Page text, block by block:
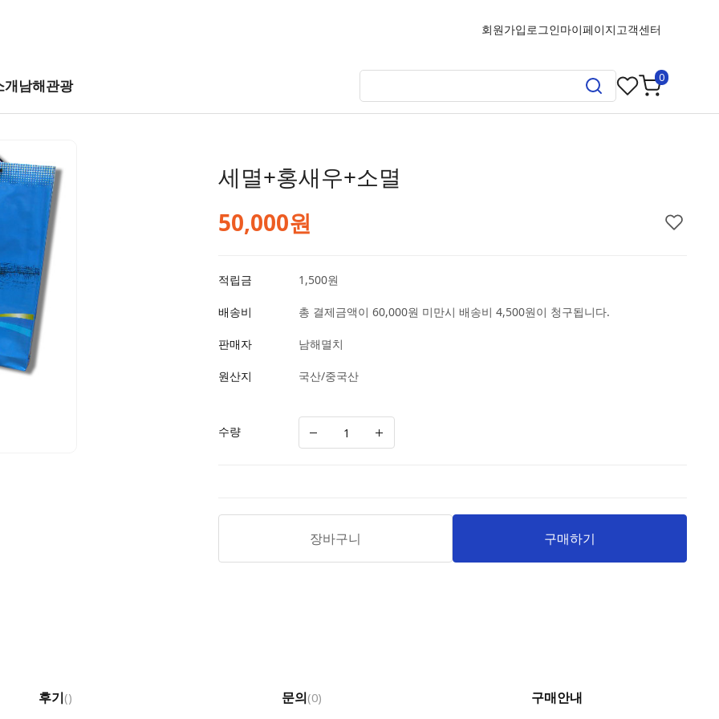
회원가입로그인마이페이지고객센터
개남해관광 0
세멸+홍새우+소멸
50,000원
적립금 1,500원
배송비 총 결제금액이 60,000원 미만시 배송비 4,500원이 청구됩니다.
판매자 남해멸치
원산지 국산/중국산
수량
장바구니 구매하기
후기() 문의(0) 구매안내